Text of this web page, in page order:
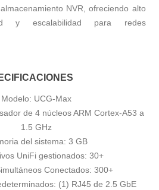
NVR, ofreciendo alto
y escalabilidad para redes
Modelo: UCG-Max
de 4 núcleos ARM Cortex-A53 a
1.5 GHz
del sistema: 3 GB
UniFi gestionados: 30+
Conectados: 300+
(1) RJ45 de 2.5 GbE